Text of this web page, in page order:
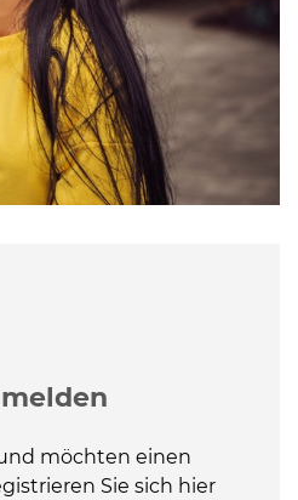
möchten einen
Sie sich hier